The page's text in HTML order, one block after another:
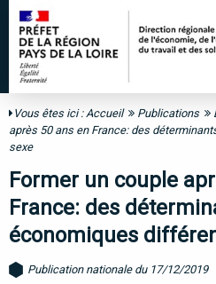
Vous êtes ici :Accueil Publications
après 50 ans en France: des
sexe
Former un couple
France: des
économiques
Publication nationale du 17/12/2019